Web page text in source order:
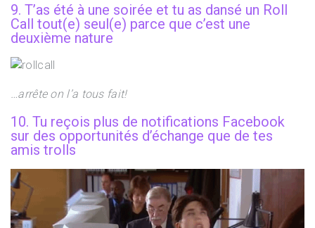
9. T’as été à une soirée et tu as dansé un Roll
Call tout(e) seul(e) parce que c’est une
deuxième nature
…arrête on l’a tous fait!
10. Tu reçois plus de notifications Facebook
sur des opportunités d’échange que de tes
amis trolls